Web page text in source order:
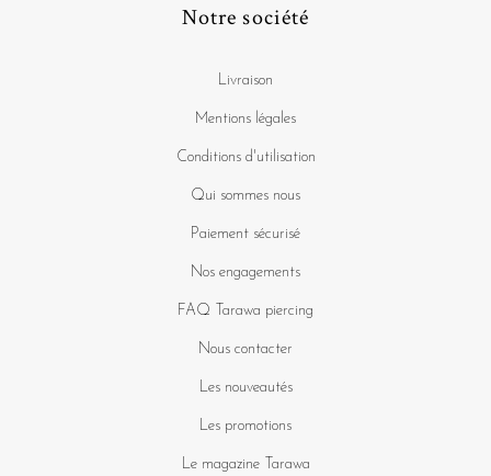
Notre société
Livraison
Mentions légales
Conditions d'utilisation
Qui sommes nous
Paiement sécurisé
Nos engagements
FAQ Tarawa piercing
Nous contacter
Les nouveautés
Les promotions
Le magazine Tarawa